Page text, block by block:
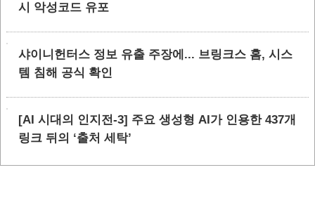
시 악성코드 유포
샤이니헌터스 정보 유출 주장에... 브링크스 홈, 시스
템 침해 공식 확인
[AI 시대의 인지전-3] 주요 생성형 AI가 인용한 437개
링크 뒤의 ‘출처 세탁’